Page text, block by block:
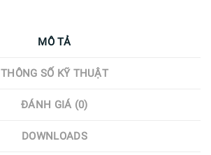
MÔ TẢ
THÔNG SỐ KỸ THUẬT
ĐÁNH GIÁ (0)
DOWNLOADS